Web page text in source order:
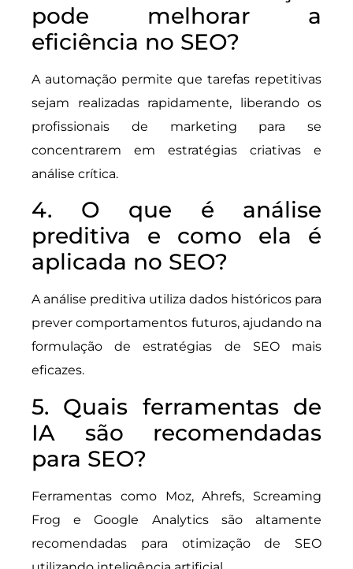
pode melhorar a
eficiência no SEO?
A automação permite que tarefas repetitivas
sejam realizadas rapidamente, liberando os
profissionais de marketing para se
concentrarem em estratégias criativas e
análise crítica.
4. O que é análise
preditiva e como ela é
aplicada no SEO?
A análise preditiva utiliza dados históricos para
prever comportamentos futuros, ajudando na
formulação de estratégias de SEO mais
eficazes.
5. Quais ferramentas de
IA são recomendadas
para SEO?
Ferramentas como Moz, Ahrefs, Screaming
Frog e Google Analytics são altamente
recomendadas para otimização de SEO